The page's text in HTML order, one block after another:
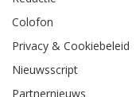
Colofon
Privacy & Cookiebeleid
Nieuwsscript
Partnernieuws